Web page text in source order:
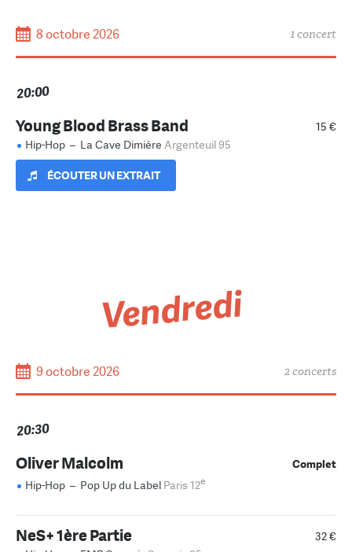
8 octobre 2026 1 concert
20:00
15 €
Young Blood Brass Band
Hip-Hop – La Cave Dimière Argenteuil 95
ÉCOUTER UN EXTRAIT
Vendredi
9 octobre 2026 2 concerts
20:30
Complet
Oliver Malcolm
Hip-Hop – Pop Up du Label Paris 12e
32 €
NeS+ 1ère Partie